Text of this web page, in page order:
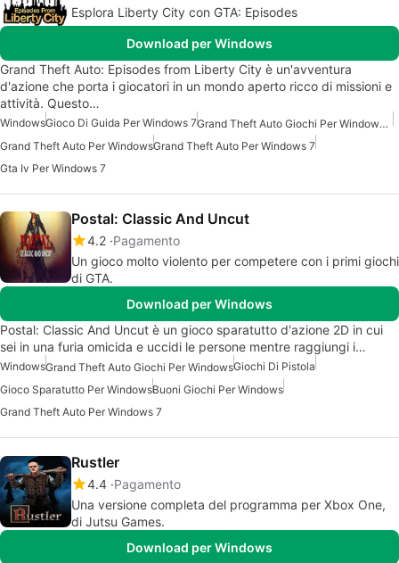
Esplora Liberty City con GTA: Episodes
Download per Windows
Grand Theft Auto: Episodes from Liberty City è un'avventura
d'azione che porta i giocatori in un mondo aperto ricco di missioni e
attività. Questo…
WindowsGioco Di Guida Per Windows 7
Grand Theft Auto Giochi Per Windows 7
Grand Theft Auto Per WindowsGrand Theft Auto Per Windows 7
Gta Iv Per Windows 7
Postal: Classic And Uncut
4.2 Pagamento
Un gioco molto violento per competere con i primi giochi
di GTA.
Download per Windows
Postal: Classic And Uncut è un gioco sparatutto d'azione 2D in cui
sei in una furia omicida e uccidi le persone mentre raggiungi i…
WindowsGrand Theft Auto Giochi Per WindowsGiochi Di Pistola
Gioco Sparatutto Per WindowsBuoni Giochi Per Windows
Grand Theft Auto Per Windows 7
Rustler
4.4 Pagamento
Una versione completa del programma per Xbox One,
di Jutsu Games.
Download per Windows